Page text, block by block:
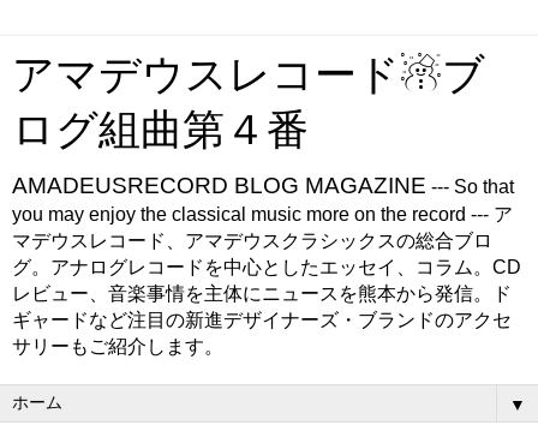
アマデウスレコード☃ブ
ログ組曲第４番
AMADEUSRECORD BLOG MAGAZINE --- So that
you may enjoy the classical music more on the record --- ア
マデウスレコード、アマデウスクラシックスの総合ブロ
グ。アナログレコードを中心としたエッセイ、コラム。CD
レビュー、音楽事情を主体にニュースを熊本から発信。ド
ギャードなど注目の新進デザイナーズ・ブランドのアクセ
サリーもご紹介します。
▼